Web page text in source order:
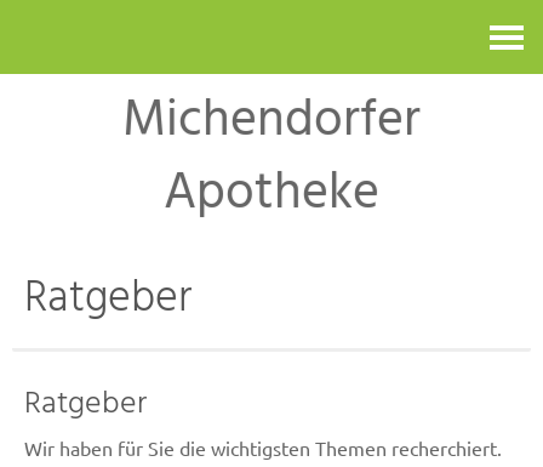
Michendorfer
Apotheke
Ratgeber
Ratgeber
Wir haben für Sie die wichtigsten Themen recherchiert.